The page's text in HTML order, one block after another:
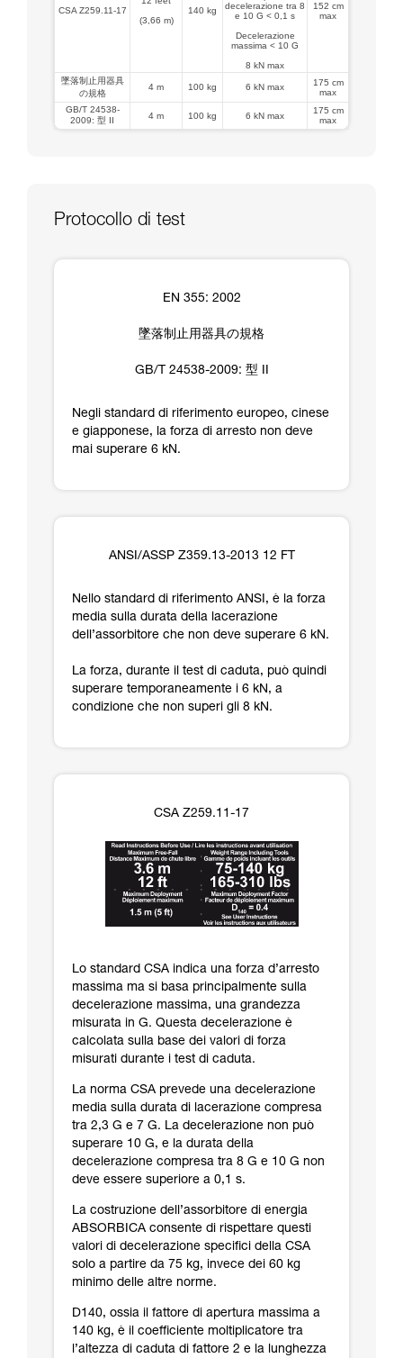
CSA Z259.11-17
(3,66 m)
140 kg
decelerazione tra 8
e 10 G < 0,1 s
Decelerazione
massima < 10 G
8 kN max
152 cm
max
墜落制止用器具
の規格
4 m 100 kg 6 kN max
175 cm
max
GB/T 24538-
2009: 型 II
4 m 100 kg 6 kN max
175 cm
max
Protocollo di test
EN 355: 2002
墜落制止用器具の規格
GB/T 24538-2009: 型 II
Negli standard di riferimento europeo, cinese
e giapponese, la forza di arresto non deve
mai superare 6 kN.
ANSI/ASSP Z359.13-2013 12 FT
Nello standard di riferimento ANSI, è la forza
media sulla durata della lacerazione
dell’assorbitore che non deve superare 6 kN.
La forza, durante il test di caduta, può quindi
superare temporaneamente i 6 kN, a
condizione che non superi gli 8 kN.
CSA Z259.11-17
Lo standard CSA indica una forza d’arresto
massima ma si basa principalmente sulla
decelerazione massima, una grandezza
misurata in G. Questa decelerazione è
calcolata sulla base dei valori di forza
misurati durante i test di caduta.
La norma CSA prevede una decelerazione
media sulla durata di lacerazione compresa
tra 2,3 G e 7 G. La decelerazione non può
superare 10 G, e la durata della
decelerazione compresa tra 8 G e 10 G non
deve essere superiore a 0,1 s.
La costruzione dell’assorbitore di energia
ABSORBICA consente di rispettare questi
valori di decelerazione specifici della CSA
solo a partire da 75 kg, invece dei 60 kg
minimo delle altre norme.
D140, ossia il fattore di apertura massima a
140 kg, è il coefficiente moltiplicatore tra
l’altezza di caduta di fattore 2 e la lunghezza